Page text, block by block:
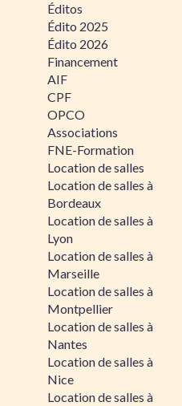
Éditos
Édito 2025
Édito 2026
Financement
AIF
CPF
OPCO
Associations
FNE-Formation
Location de salles
Location de salles à
Bordeaux
Location de salles à
Lyon
Location de salles à
Marseille
Location de salles à
Montpellier
Location de salles à
Nantes
Location de salles à
Nice
Location de salles à